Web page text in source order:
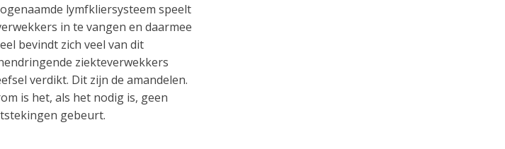
lymfkliersysteem speelt
in te vangen en daarmee
bevindt zich veel van dit
ziekteverwekkers
verdikt. Dit zijn de amandelen.
is het, als het nodig is, geen
gebeurt.